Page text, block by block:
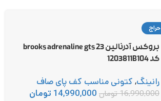
حراج
بروکس آدرنالین 23 brooks adrenaline gts
کد 1203811B104
رانینگ, کتونی مناسب کف پای صاف
16,990,000تومان 14,990,000 تومان